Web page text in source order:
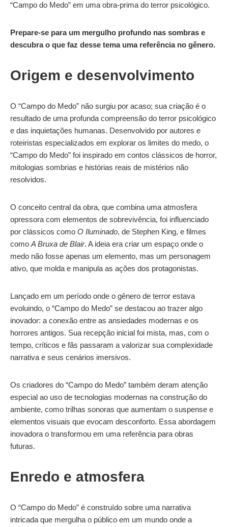
“Campo do Medo” em uma obra-prima do terror psicológico.
Prepare-se para um mergulho profundo nas sombras e
descubra o que faz desse tema uma referência no gênero.
Origem e desenvolvimento
O “Campo do Medo” não surgiu por acaso; sua criação é o
resultado de uma profunda compreensão do terror psicológico
e das inquietações humanas. Desenvolvido por autores e
roteiristas especializados em explorar os limites do medo, o
“Campo do Medo” foi inspirado em contos clássicos de horror,
mitologias sombrias e histórias reais de mistérios não
resolvidos.
O conceito central da obra, que combina uma atmosfera
opressora com elementos de sobrevivência, foi influenciado
por clássicos como O Iluminado, de Stephen King, e filmes
como A Bruxa de Blair. A ideia era criar um espaço onde o
medo não fosse apenas um elemento, mas um personagem
ativo, que molda e manipula as ações dos protagonistas.
Lançado em um período onde o gênero de terror estava
evoluindo, o “Campo do Medo” se destacou ao trazer algo
inovador: a conexão entre as ansiedades modernas e os
horrores antigos. Sua recepção inicial foi mista, mas, com o
tempo, críticos e fãs passaram a valorizar sua complexidade
narrativa e seus cenários imersivos.
Os criadores do “Campo do Medo” também deram atenção
especial ao uso de tecnologias modernas na construção do
ambiente, como trilhas sonoras que aumentam o suspense e
elementos visuais que evocam desconforto. Essa abordagem
inovadora o transformou em uma referência para obras
futuras.
Enredo e atmosfera
O “Campo do Medo” é construído sobre uma narrativa
intricada que mergulha o público em um mundo onde a